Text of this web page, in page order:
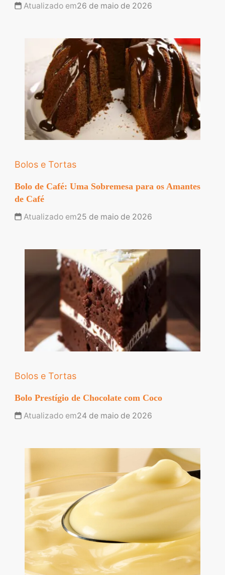
Atualizado em26 de maio de 2026
Bolos e Tortas
Bolo de Café: Uma Sobremesa para os Amantes
de Café
Atualizado em25 de maio de 2026
Bolos e Tortas
Bolo Prestígio de Chocolate com Coco
Atualizado em24 de maio de 2026